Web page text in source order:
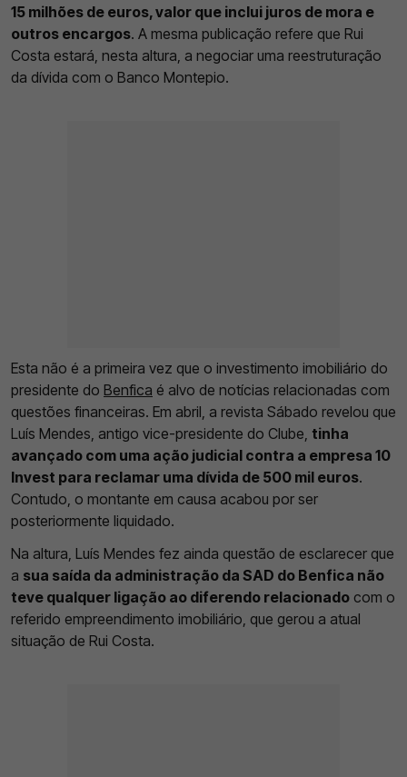
15 milhões de euros, valor que inclui juros de mora e
outros encargos. A mesma publicação refere que Rui
Costa estará, nesta altura, a negociar uma reestruturação
da dívida com o Banco Montepio.
Esta não é a primeira vez que o investimento imobiliário do
presidente do Benfica é alvo de notícias relacionadas com
questões financeiras. Em abril, a revista Sábado revelou que
Luís Mendes, antigo vice-presidente do Clube, tinha
avançado com uma ação judicial contra a empresa 10
Invest para reclamar uma dívida de 500 mil euros.
Contudo, o montante em causa acabou por ser
posteriormente liquidado.
Na altura, Luís Mendes fez ainda questão de esclarecer que
a sua saída da administração da SAD do Benfica não
teve qualquer ligação ao diferendo relacionado com o
referido empreendimento imobiliário, que gerou a atual
situação de Rui Costa.